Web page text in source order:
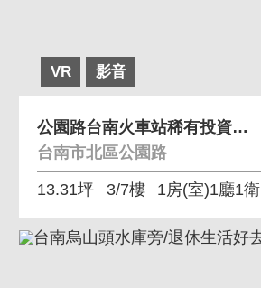
VR 影音
公園路台南火車站稀有投資自住首選1房
台南市北區公園路
13.31坪 3/7樓 1房(室)1廳1衛